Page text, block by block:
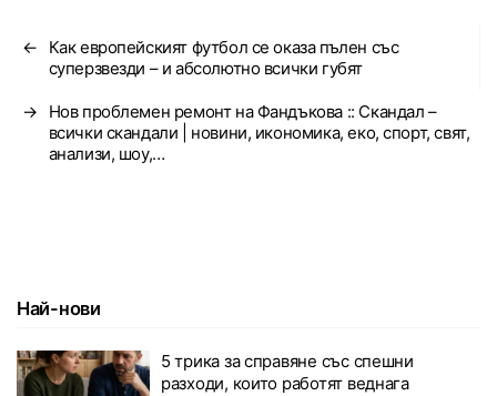
←
Как европейският футбол се оказа пълен със
суперзвезди – и абсолютно всички губят
→
Нов проблемен ремонт на Фандъкова :: Скандал –
всички скандали | новини, икономика, еко, спорт, свят,
анализи, шоу,…
Най-нови
5 трика за справяне със спешни
разходи, които работят веднага